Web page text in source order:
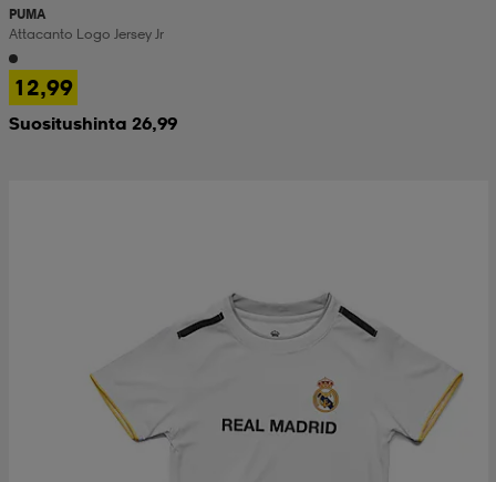
PUMA
Attacanto Logo Jersey Jr
12,99
Suositushinta 26,99